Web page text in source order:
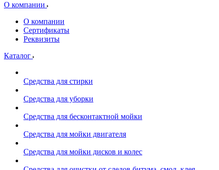
О компании
О компании
Сертификаты
Реквизиты
Каталог
Средства для стирки
Средства для уборки
Средства для бесконтактной мойки
Средства для мойки двигателя
Средства для мойки дисков и колес